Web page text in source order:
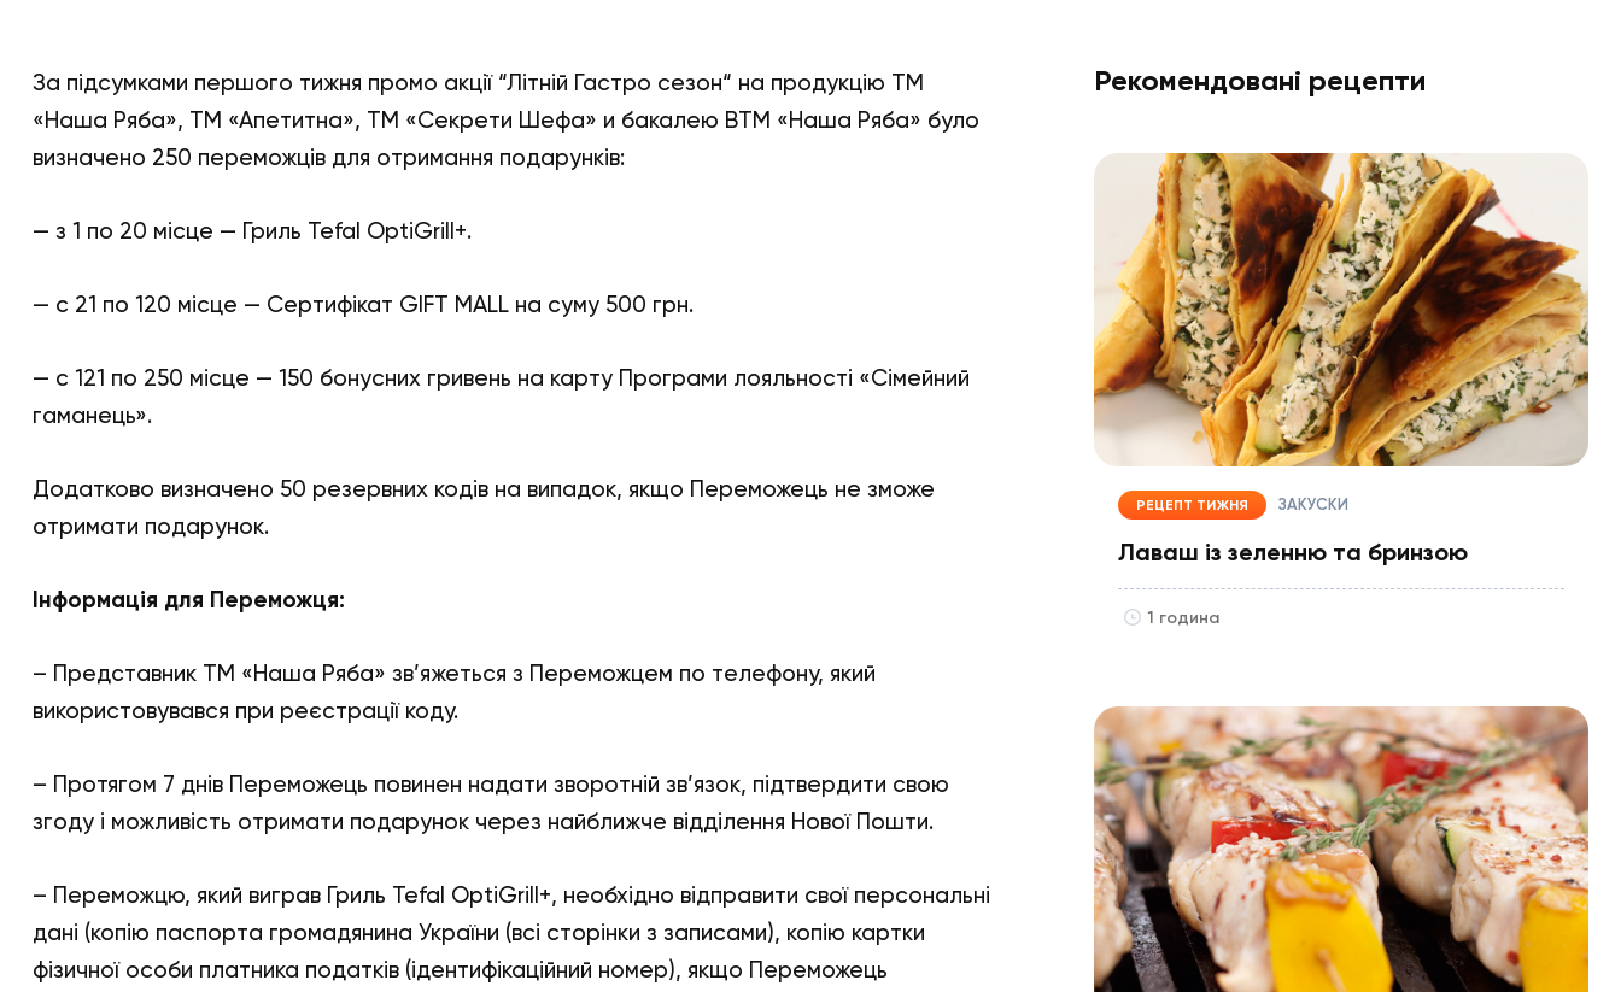
За підсумками першого тижня промо акції “Літній Гастро сезон“ на продукцію ТМ
«Наша Ряба», ТМ «Апетитна», ТМ «Секрети Шефа» и бакалею ВТМ «Наша Ряба» було
визначено 250 переможців для отримання подарунків:
— з 1 по 20 місце — Гриль Tefal OptiGrill+.
— с 21 по 120 місце — Сертифікат GIFT MALL на суму 500 грн.
— с 121 по 250 місце — 150 бонусних гривень на карту Програми лояльності «Сімейний
гаманець».
Додатково визначено 50 резервних кодів на випадок, якщо Переможець не зможе
отримати подарунок.
Інформація для Переможця:
– Представник ТМ «Наша Ряба» зв’яжеться з Переможцем по телефону, який
використовувався при реєстрації коду.
– Протягом 7 днів Переможець повинен надати зворотній зв’язок, підтвердити свою
згоду і можливість отримати подарунок через найближче відділення Нової Пошти.
– Переможцю, який виграв Гриль Tefal OptiGrill+, необхідно відправити свої персональні
дані (копію паспорта громадянина України (всі сторінки з записами), копію картки
фізичної особи платника податків (ідентифікаційний номер), якщо Переможець
Рекомендовані рецепти
РЕЦЕПТ ТИЖНЯ ЗАКУСКИ
Лаваш із зеленню та бринзою
1 година